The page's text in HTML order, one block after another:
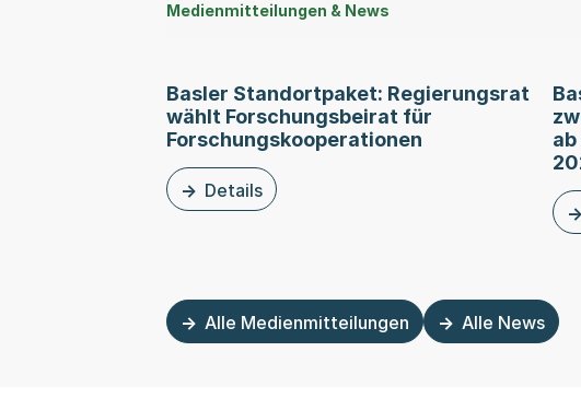
Medienmitteilungen & News
Basler Standortpaket: Regierungsrat
wählt Forschungsbeirat für
Forschungskooperationen
Details
zu dieser Medienmitteilung: Basler
zu
Alle Medienmitteilungen Alle News